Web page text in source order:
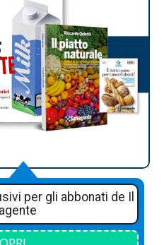
per gli abbonati de Il